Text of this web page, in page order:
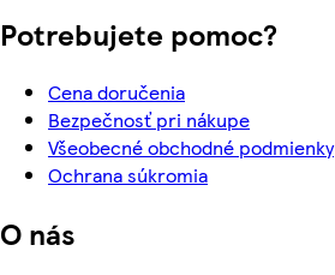
Potrebujete pomoc?
Cena doručenia
Bezpečnosť pri nákupe
Všeobecné obchodné podmienky
Ochrana súkromia
O nás